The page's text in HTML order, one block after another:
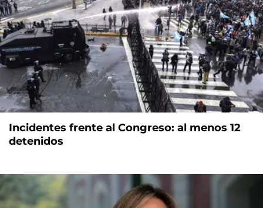
Incidentes frente al Congreso: al menos 12
detenidos